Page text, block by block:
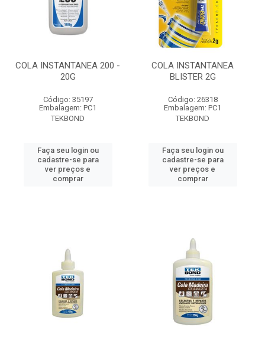
COLA INSTANTANEA 200 -
20G
Código: 35197
Embalagem: PC1
TEKBOND
Faça seu login ou
cadastre-se para
ver preços e
comprar
COLA INSTANTANEA
BLISTER 2G
Código: 26318
Embalagem: PC1
TEKBOND
Faça seu login ou
cadastre-se para
ver preços e
comprar